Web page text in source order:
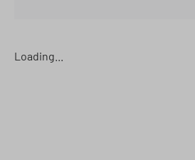
Loading...